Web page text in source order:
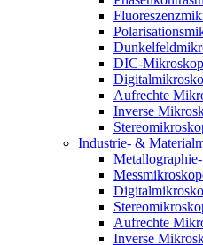
DIC-
Aufrechte
Inverse
Industrie- &
Aufrechte
Inverse